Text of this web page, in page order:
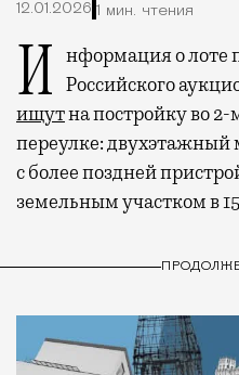
12.01.2026 1 мин. чтения
Информация о лоте появилась на сайте Российского
ищутна постройку во
переулке: двухэтажный
с более поздней
земельным участком в